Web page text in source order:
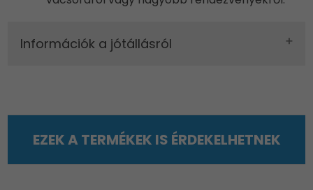
Információk a jótállásról
EZEK A TERMÉKEK IS ÉRDEKELHETNEK